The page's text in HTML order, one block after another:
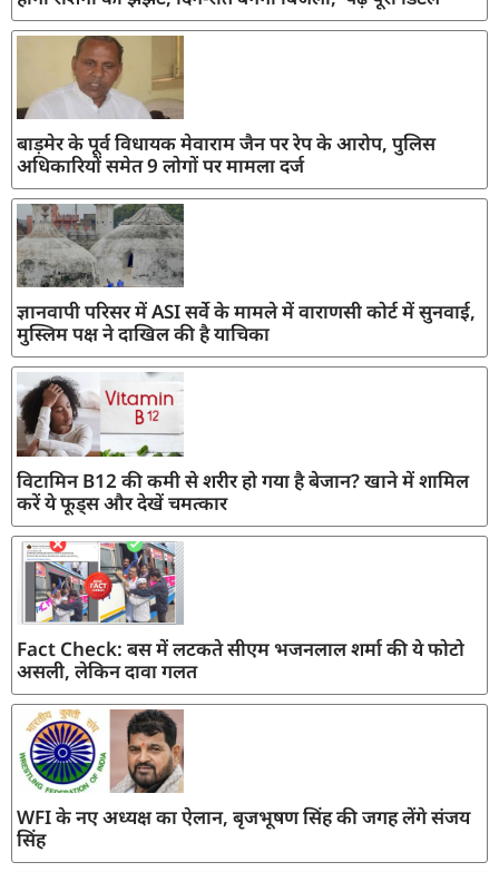
बाड़मेर के पूर्व विधायक मेवाराम जैन पर रेप के आरोप, पुलिस
अधिकारियों समेत 9 लोगों पर मामला दर्ज
ज्ञानवापी परिसर में ASI सर्वे के मामले में वाराणसी कोर्ट में सुनवाई,
मुस्लिम पक्ष ने दाखिल की है याचिका
विटामिन B12 की कमी से शरीर हो गया है बेजान? खाने में शामिल
करें ये फूड्स और देखें चमत्कार
Fact Check: बस में लटकते सीएम भजनलाल शर्मा की ये फोटो
असली, लेकिन दावा गलत
WFI के नए अध्यक्ष का ऐलान, बृजभूषण सिंह की जगह लेंगे संजय
सिंह